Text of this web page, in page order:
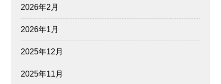
2026年2月
2026年1月
2025年12月
2025年11月